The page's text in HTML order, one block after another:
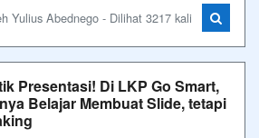
Yulius Abednego - Dilihat 3217 kali
Presentasi! Di LKP Go Smart,
Belajar Membuat Slide, tetapi